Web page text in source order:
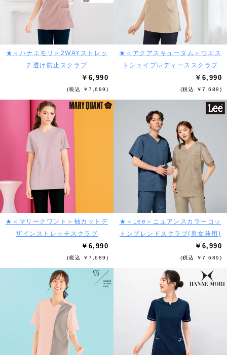
★＜ハナエモリ＞2WAYストレッ
チ透け防止スクラブ
￥6,990
(税込 ￥7,689)
★＜アクアスキュータム＞ウエス
トシェイプレディーススクラブ
￥6,990
(税込 ￥7,689)
★＜マリークワント＞袖カットデ
ザインストレッチスクラブ
￥6,990
(税込 ￥7,689)
★＜Lee＞ニュアンスカラーコッ
トンブレンドスクラブ(男女兼用)
￥6,990
(税込 ￥7,689)